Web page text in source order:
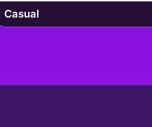
Casual